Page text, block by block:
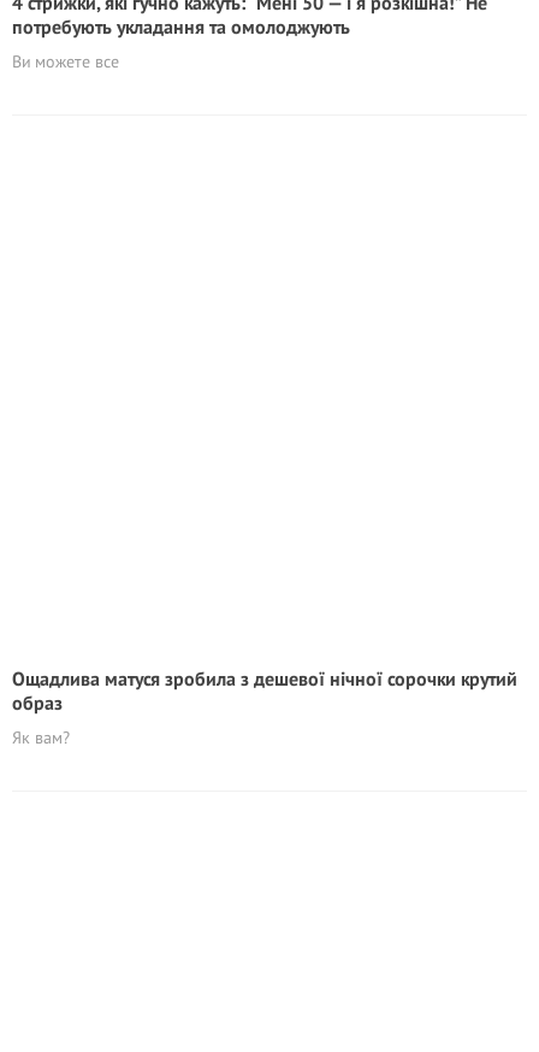
потребують укладання та омолоджують
Ви можете все
Ощадлива матуся зробила з дешевої нічної сорочки крутий
образ
Як вам?